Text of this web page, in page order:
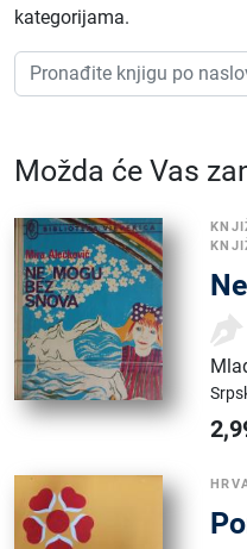
kategorijama.
Možda će Vas